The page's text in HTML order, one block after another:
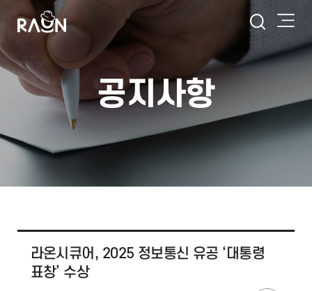
공지사항
라온시큐어, 2025 정보통신 유공 ‘대통령
표창’ 수상